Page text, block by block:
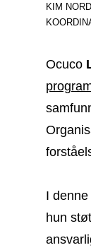
KIM
Ocuco
I
hun